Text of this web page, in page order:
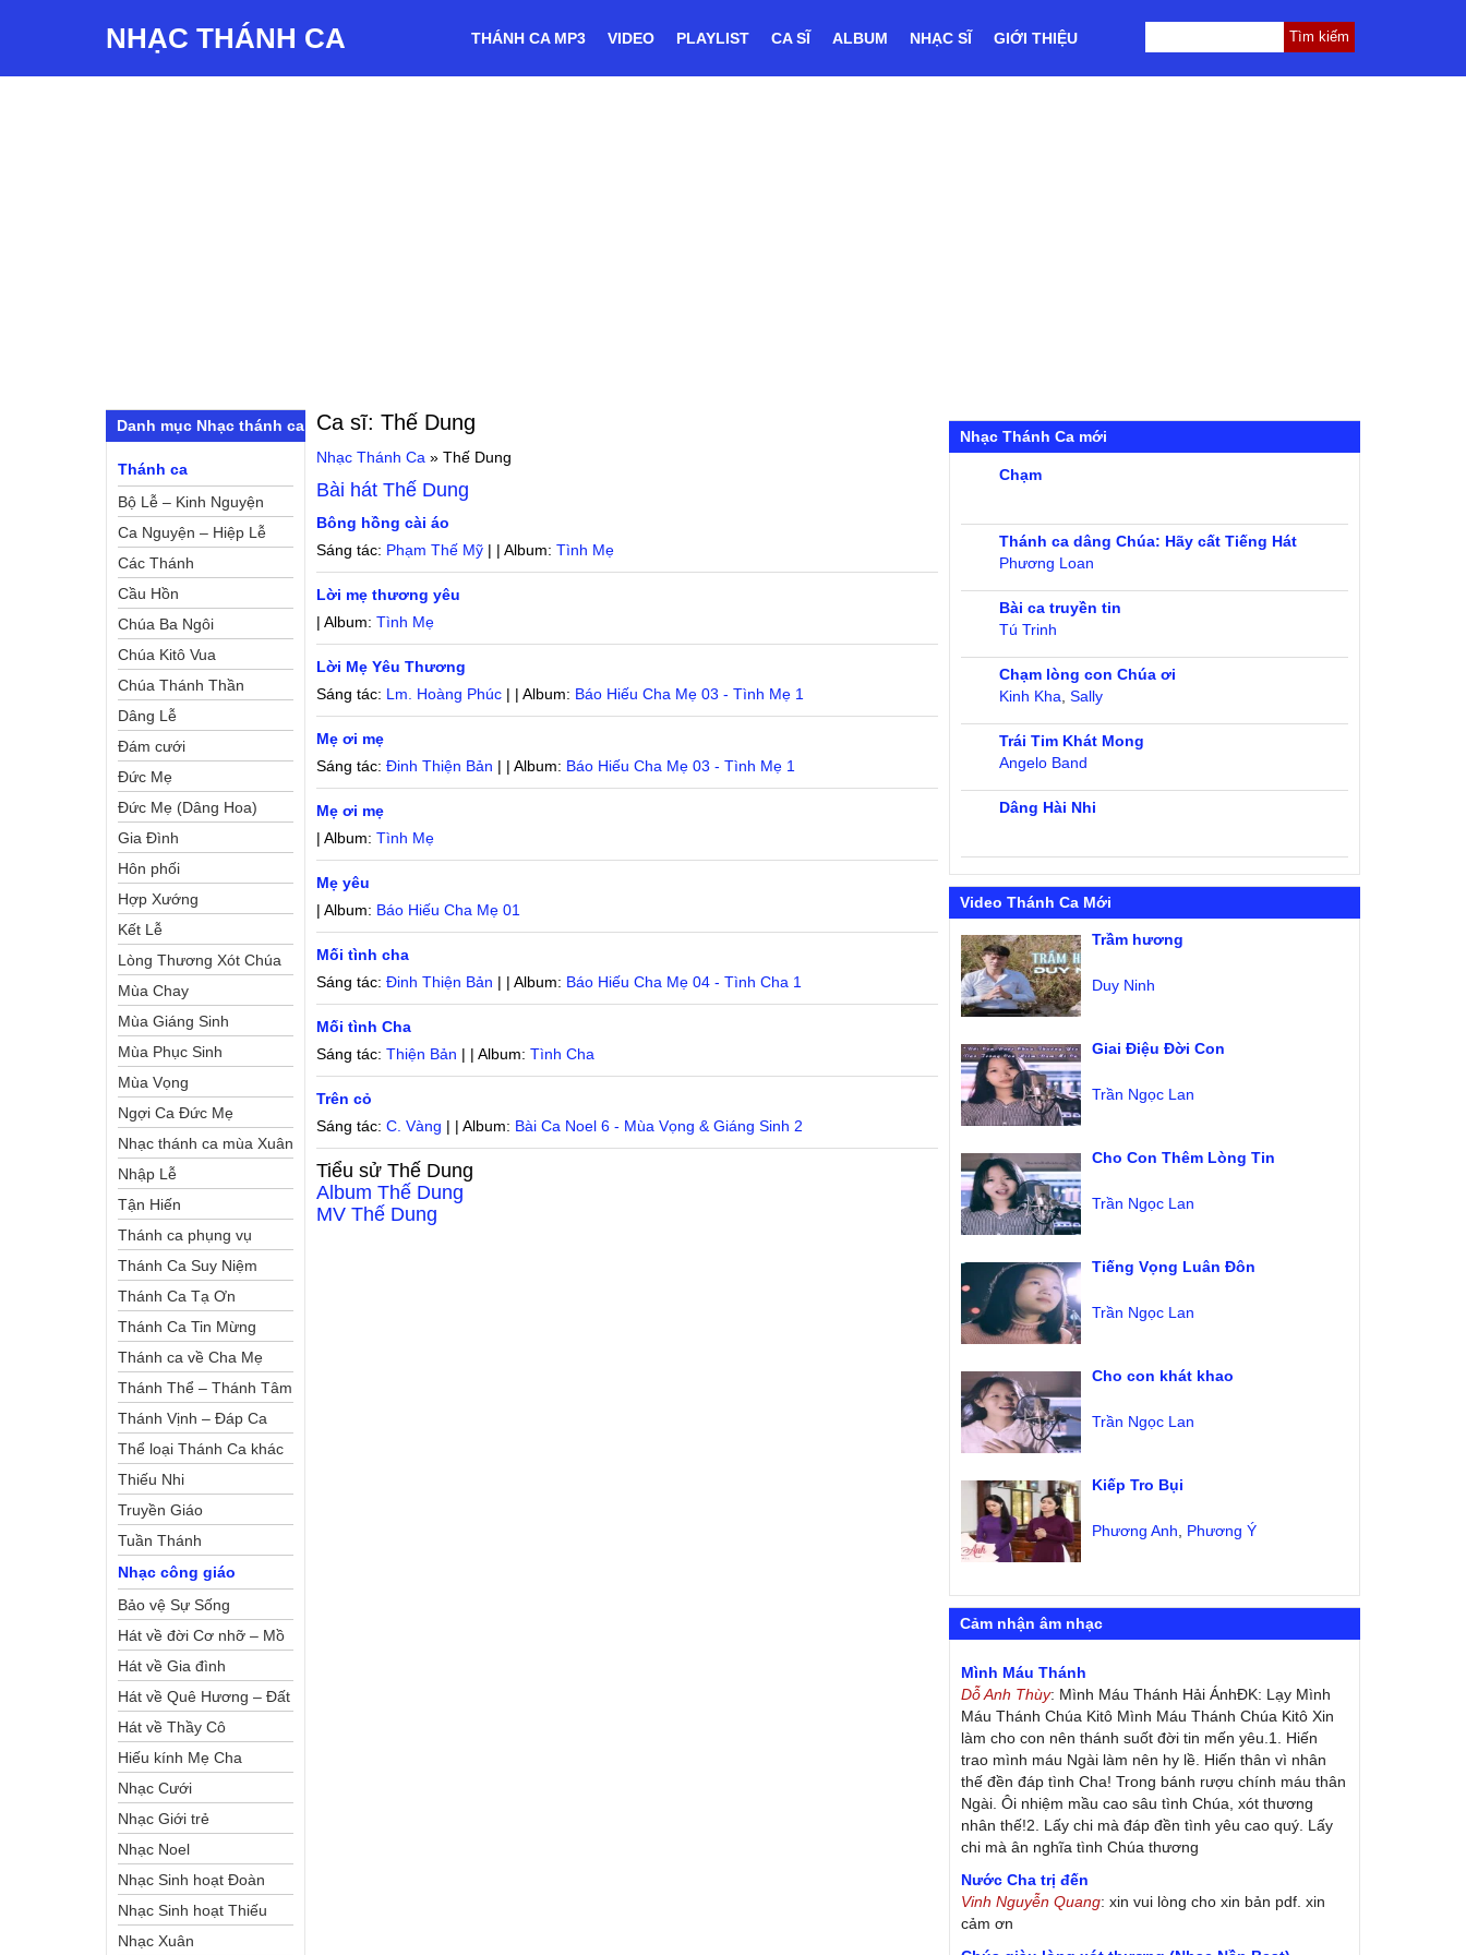
NHẠC THÁNH CA THÁNH CA MP3 VIDEO PLAYLIST CA SĨ ALBUM NHẠC SĨ GIỚI THIỆU
Ca sĩ:Thế Dung
Nhạc Thánh Ca »Thế Dung
Bài hátThế Dung
Bông hồng cài áo
Sáng tác: Phạm Thế Mỹ | | Album:Tình Mẹ
Lời mẹ thương yêu
| Album:Tình Mẹ
Lời Mẹ Yêu Thương
Sáng tác: Lm. Hoàng Phúc | | Album: Báo Hiếu Cha Mẹ 03 - Tình Mẹ 1
Mẹ ơi mẹ
Sáng tác:Đinh Thiện Bản | | Album: Báo Hiếu Cha Mẹ 03 - Tình Mẹ 1
Mẹ ơi mẹ
| Album:Tình Mẹ
Mẹ yêu
| Album: Báo Hiếu Cha Mẹ 01
Mối tình cha
Sáng tác:Đinh Thiện Bản | | Album: Báo Hiếu Cha Mẹ 04 - Tình Cha 1
Mối tình Cha
Sáng tác:Thiện Bản | | Album:Tình Cha
Trên cỏ
Sáng tác:C. Vàng | | Album: Bài Ca Noel 6 - Mùa Vọng & Giáng Sinh 2
Tiểu sửThế Dung
AlbumThế Dung
MVThế Dung
Danh mục Nhạc thánh ca
Thánh ca
Bộ Lễ – Kinh Nguyện
Ca Nguyện – Hiệp Lễ
Các Thánh
Cầu Hồn
Chúa Ba Ngôi
Chúa Kitô Vua
Chúa Thánh Thần
Dâng Lễ
Đám cưới
Đức Mẹ
Đức Mẹ (Dâng Hoa)
Gia Đình
Hôn phối
Hợp Xướng
Kết Lễ
Lòng Thương Xót Chúa
Mùa Chay
Mùa Giáng Sinh
Mùa Phục Sinh
Mùa Vọng
Ngợi Ca Đức Mẹ
Nhạc thánh ca mùa Xuân
Nhập Lễ
Tận Hiến
Thánh ca phụng vụ
Thánh Ca Suy Niệm
Thánh Ca Tạ Ơn
Thánh Ca Tin Mừng
Thánh ca về Cha Mẹ
Thánh Thể – Thánh Tâm
Thánh Vịnh – Đáp Ca
Thể loại Thánh Ca khác
Thiếu Nhi
Truyền Giáo
Tuần Thánh
Nhạc công giáo
Bảo vệ Sự Sống
Hát về đời Cơ nhỡ – Mồ
côi
Hát về Gia đình
Hát về Quê Hương – Đất
Nước
Hát về Thầy Cô
Hiếu kính Mẹ Cha
Nhạc Cưới
Nhạc Giới trẻ
Nhạc Noel
Nhạc Sinh hoạt Đoàn
Thể Công Giáo
Nhạc Sinh hoạt Thiếu
Nhi
Nhạc Xuân
Nhạc Thánh Ca mới
Chạm
Thánh ca dâng Chúa: Hãy cất Tiếng Hát
Phương Loan
Bài ca truyền tin
Tú Trinh
Chạm lòng con Chúa ơi
Kinh Kha ,Sally
Trái Tim Khát Mong
Angelo Band
Dâng Hài Nhi
Video Thánh Ca Mới
Trầm hương
Duy Ninh
Giai Điệu Đời Con
Trần Ngọc Lan
Cho Con Thêm Lòng Tin
Trần Ngọc Lan
Tiếng Vọng Luân Đôn
Trần Ngọc Lan
Cho con khát khao
Trần Ngọc Lan
Kiếp Tro Bụi
Phương Anh Phương Ý
Cảm nhận âm nhạc
Mình Máu Thánh
Dỗ Anh Thùy: Mình Máu Thánh Hải ÁnhĐK: Lạy Mình
Máu Thánh Chúa Kitô Mình Máu Thánh Chúa Kitô Xin
làm cho con nên thánh suốt đời tin mến yêu.1. Hiến
trao mình máu Ngài làm nên hy lề. Hiến thân vì nhân
thế đền đáp tình Cha! Trong bánh rượu chính máu thân
Ngài. Ôi nhiệm mầu cao sâu tình Chúa, xót thương
nhân thế!2. Lấy chi mà đáp đền tình yêu cao quý. Lấy
chi mà ân nghĩa tình Chúa thương
Nước Cha trị đến
Vinh Nguyễn Quang: xin vui lòng cho xin bản pdf. xin
cảm ơn